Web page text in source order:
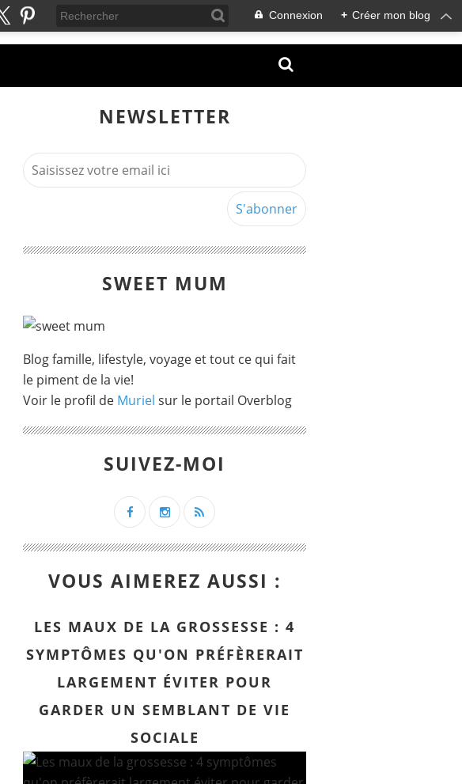
Connexion + Créer mon blog
NEWSLETTER
SWEET MUM
Blog famille, lifestyle, voyage et tout ce qui fait
le piment de la vie!
Voir le profil de Muriel sur le portail Overblog
SUIVEZ-MOI
VOUS AIMEREZ AUSSI :
LES MAUX DE LA GROSSESSE : 4
SYMPTÔMES QU'ON PRÉFÈRERAIT
LARGEMENT ÉVITER POUR
GARDER UN SEMBLANT DE VIE
SOCIALE